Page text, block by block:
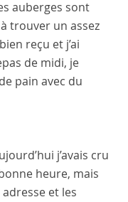
auberges sont
trouver un assez
reçu et j’ai
de midi, je
pain avec du
j’avais cru
heure, mais
et les